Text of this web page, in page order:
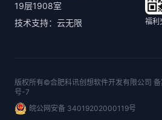
19层1908室
技术支持：云无限
福利
版权所有©合肥科讯创想软件开发有限公司 备
号-7
皖公网安备 34019202000119号